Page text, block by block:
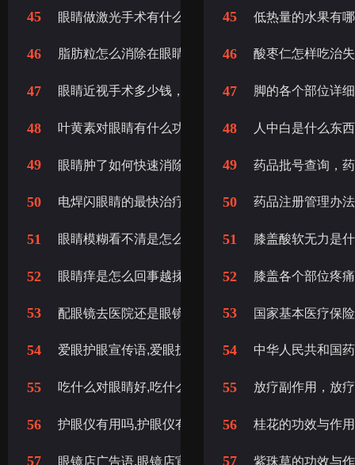
45 眼睛做激光手术有什么后遗症吗，眼睛激光手术后遗
46 脂肪粒怎么消除在眼睛旁边的，怎么消除眼睛旁边的
47 眼睛近视手术多少钱， 眼睛做近视手术多少钱
48 叶黄素对眼睛有什么功效，叶黄素对眼睛的功效和作
49 眼睛肿了如何快速消除，如何快速消除眼肿
50 电焊闪眼睛的最快治疗，电焊闪了眼睛最快的治疗办
51 眼睛模糊看不清是怎么回事， 眼睛模糊是什么原因
52 眼睛痒是怎么回事越揉越痒，眼睛越揉越痒是怎么回
53 配眼镜去医院还是眼镜店,去医院配眼镜好还是去眼
54 爱眼护眼宣传语,爱眼护眼宣传标语
55 吃什么对眼睛好,吃什么食物对眼睛视力有好处
56 护眼仪有用吗,护眼仪有什么好处和坏处
57 眼镜店广告语,眼镜店宣传语
45 低热量的水果有
46 酸枣仁怎样吃治
47 脚的各个部位详
48 人中白是什么东
49 药品批号查询，
50 药品注册管理办
51 膝盖酸软无力是
52 膝盖各个部位疼
53 国家基本医疗保
54 中华人民共和国
55 放疗副作用，放
56 桂花的功效与作
57 紫珠草的功效与